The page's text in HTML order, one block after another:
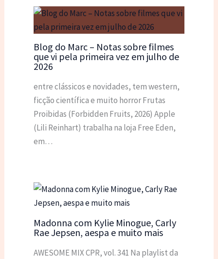
Blog do Marc – Notas sobre filmes
que vi pela primeira vez em julho de
2026
entre clássicos e novidades, tem western,
ficção científica e muito horror Frutas
Proibidas (Forbidden Fruits, 2026) Apple
(Lili Reinhart) trabalha na loja Free Eden,
em…
Madonna com Kylie Minogue, Carly
Rae Jepsen, aespa e muito mais
AWESOME MIX CPR, vol. 341 Na playlist da